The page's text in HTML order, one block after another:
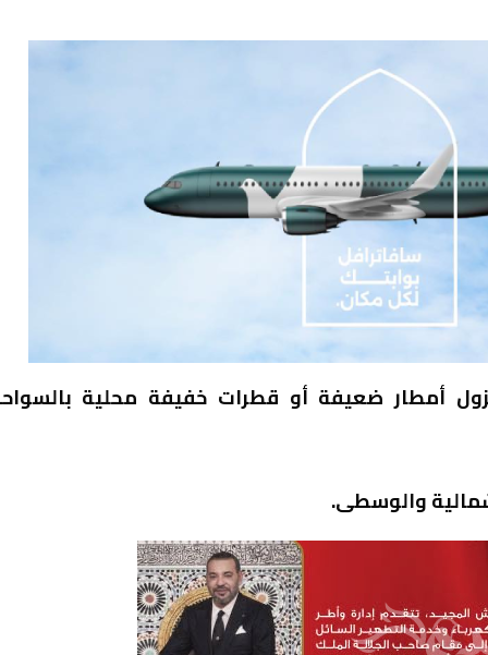
نزول أمطار ضعيفة أو قطرات خفيفة محلية
والوسطى.